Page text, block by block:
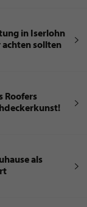
in Iserlohn
sollten
Roofers
als